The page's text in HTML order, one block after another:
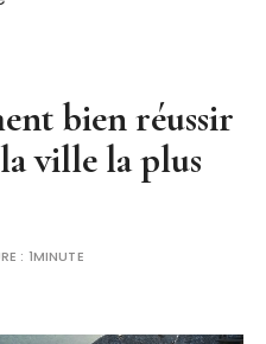
bien réussir
ville la plus
: 1MINUTE